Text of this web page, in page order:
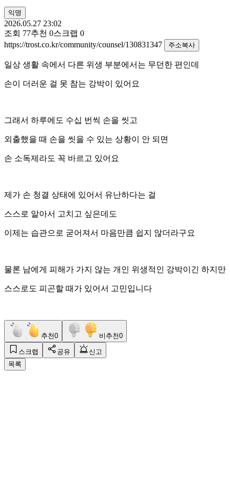
익명
2026.05.27 23:02
조회 77추천 0스크랩 0
https://trost.co.kr/community/counsel/130831347
주소복사
일상 생활 속에서 다른 위생 부분에서는 무던한 편인데
손이 더러운 걸 못 참는 강박이 있어요
그래서 하루에도 수십 번씩 손을 씻고
외출했을 때 손을 씻을 수 있는 상황이 안 되면
손 소독제라도 꼭 바르고 있어요
제가 손 청결 상태에 있어서 유난하다는 걸
스스로 알아서 고치고 싶은데도
이제는 습관으로 굳어져서 마음만큼 쉽지 않더라구요
물론 남에게 피해가 가지 않는 개인 위생적인 강박이긴 하지만
스스로도 피곤할 때가 있어서 고민입니다
추천0 비추천0
스크랩 공유
신고
목록